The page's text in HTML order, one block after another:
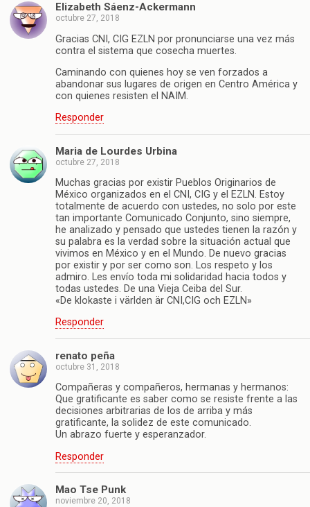
Elizabeth Sáenz-Ackermann
octubre 27, 2018
Gracias CNI, CIG EZLN por pronunciarse una vez más
contra el sistema que cosecha muertes.
Caminando con quienes hoy se ven forzados a
abandonar sus lugares de origen en Centro América y
con quienes resisten el NAIM.
Responder
Maria de Lourdes Urbina
octubre 27, 2018
Muchas gracias por existir Pueblos Originarios de
México organizados en el CNI, CIG y el EZLN. Estoy
totalmente de acuerdo con ustedes, no solo por este
tan importante Comunicado Conjunto, sino siempre,
he analizado y pensado que ustedes tienen la razón y
su palabra es la verdad sobre la situación actual que
vivimos en México y en el Mundo. De nuevo gracias
por existir y por ser como son. Los respeto y los
admiro. Les envío toda mi solidaridad hacia todos y
todas ustedes. De una Vieja Ceiba del Sur.
«De klokaste i världen är CNI,CIG och EZLN»
Responder
renato peña
octubre 31, 2018
Compañeras y compañeros, hermanas y hermanos:
Que gratificante es saber como se resiste frente a las
decisiones arbitrarias de los de arriba y más
gratificante, la solidez de este comunicado.
Un abrazo fuerte y esperanzador.
Responder
Mao Tse Punk
noviembre 20, 2018